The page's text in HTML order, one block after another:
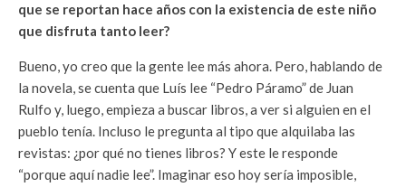
que se reportan hace años con la existencia de este niño
que disfruta tanto leer?
Bueno, yo creo que la gente lee más ahora. Pero, hablando de
la novela, se cuenta que Luís lee “Pedro Páramo” de Juan
Rulfo y, luego, empieza a buscar libros, a ver si alguien en el
pueblo tenía. Incluso le pregunta al tipo que alquilaba las
revistas: ¿por qué no tienes libros? Y este le responde
“porque aquí nadie lee”. Imaginar eso hoy sería imposible,